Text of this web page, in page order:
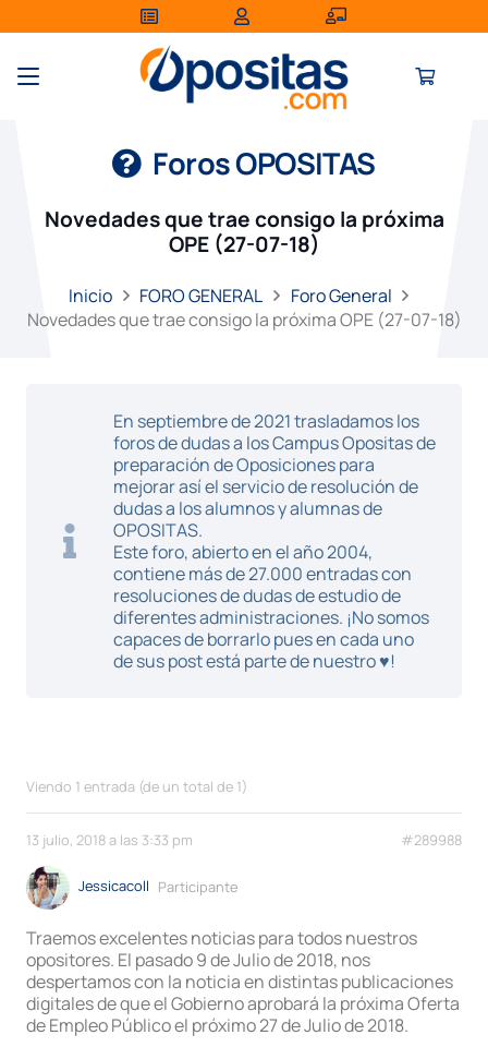
Foros OPOSITAS
Novedades que trae consigo la próxima
OPE (27-07-18)
Inicio FORO GENERAL
Foro General
Novedades que trae consigo la próxima OPE (27-07-18)
En septiembre de 2021 trasladamos los
foros de dudas a los Campus Opositas de
preparación de Oposiciones para
mejorar así el servicio de resolución de
dudas a los alumnos y alumnas de
OPOSITAS.
Este foro, abierto en el año 2004,
contiene más de 27.000 entradas con
resoluciones de dudas de estudio de
diferentes administraciones. ¡No somos
capaces de borrarlo pues en cada uno
de sus post está parte de nuestro ♥!
Viendo 1 entrada (de un total de 1)
13 julio, 2018 a las 3:33 pm #289988
Jessicacoll Participante
Traemos excelentes noticias para todos nuestros
opositores. El pasado 9 de Julio de 2018, nos
despertamos con la noticia en distintas publicaciones
digitales de que el Gobierno aprobará la próxima Oferta
de Empleo Público el próximo 27 de Julio de 2018.